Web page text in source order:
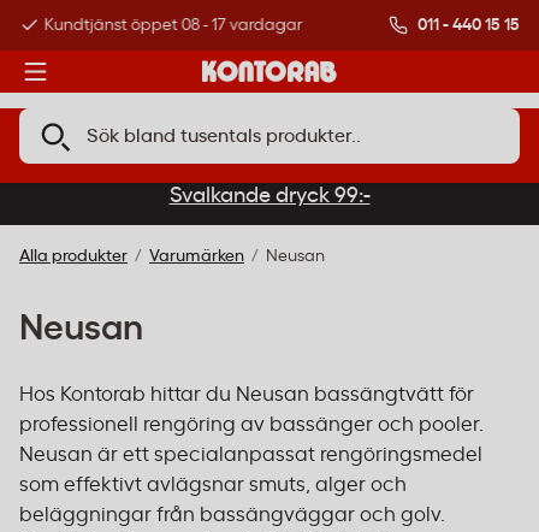
Kundtjänst öppet 08 - 17 vardagar Över 500 000
011 - 440 15 15
Svalkande dryck 99:-
Alla produkter Varumärken Neusan
Neusan
Hos Kontorab hittar du Neusan bassängtvätt för
professionell rengöring av bassänger och pooler.
Neusan är ett specialanpassat rengöringsmedel
som effektivt avlägsnar smuts, alger och
beläggningar från bassängväggar och golv.